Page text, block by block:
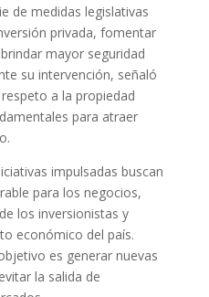
de medidas legislativas
privada, fomentar
mayor seguridad
su intervención, señaló
a la propiedad
para atraer
impulsadas buscan
para los negocios,
los inversionistas y
económico del país.
es generar nuevas
la salida de